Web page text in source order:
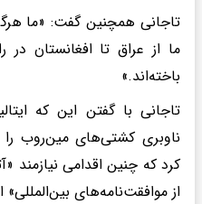
تاجانی همچنین گفت: «ما
ما از عراق تا افغانستان
باخته‌اند.»
تاجانی با گفتن این که
ناوبری کشتی‌های مین‌روب را
کرد که چنین اقدامی
از موافقت‌نامه‌های